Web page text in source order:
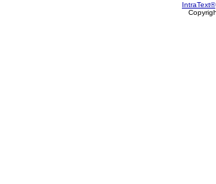
IntraText®